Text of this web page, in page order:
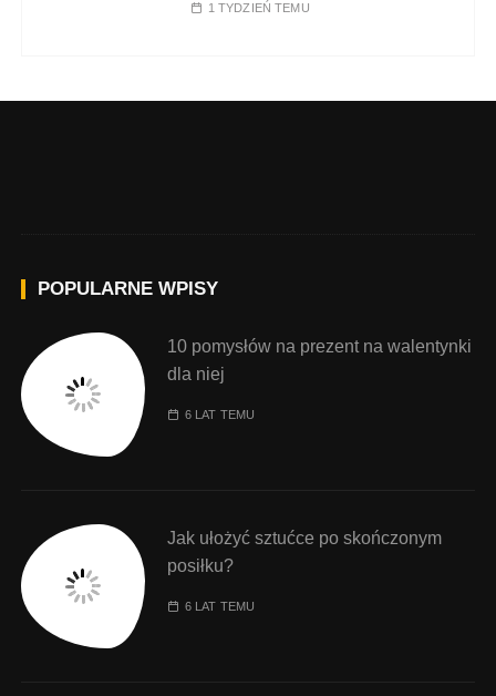
1 TYDZIEŃ TEMU
POPULARNE WPISY
10 pomysłów na prezent na walentynki
dla niej
6 LAT TEMU
Jak ułożyć sztućce po skończonym
posiłku?
6 LAT TEMU